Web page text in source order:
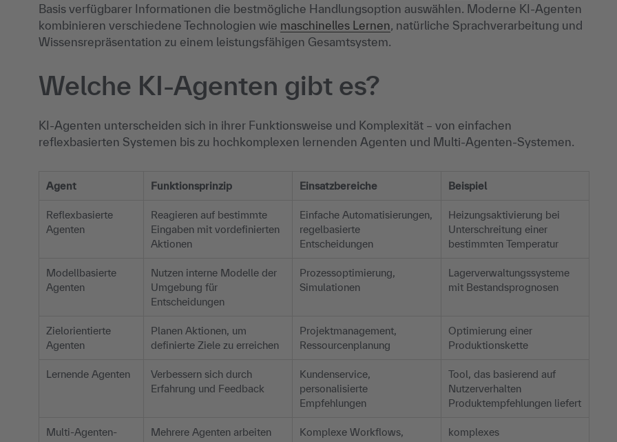
Basis verfügbarer Informationen die bestmögliche Handlungsoption auswählen. Moderne KI-Agenten
kombinieren verschiedene Technologien wie maschinelles Lernen, natürliche Sprachverarbeitung und
Wissensrepräsentation zu einem leistungsfähigen Gesamtsystem.
Welche KI-Agenten gibt es?
KI-Agenten unterscheiden sich in ihrer Funktionsweise und Komplexität – von einfachen
reflexbasierten Systemen bis zu hochkomplexen lernenden Agenten und Multi-Agenten-Systemen.
Agent Funktionsprinzip Einsatzbereiche Beispiel
Reflexbasierte
Agenten
Reagieren auf bestimmte
Eingaben mit vordefinierten
Aktionen
Einfache Automatisierungen,
regelbasierte
Entscheidungen
Heizungsaktivierung bei
Unterschreitung einer
bestimmten Temperatur
Modellbasierte
Agenten
Nutzen interne Modelle der
Umgebung für
Entscheidungen
Prozessoptimierung,
Simulationen
Lagerverwaltungssysteme
mit Bestandsprognosen
Zielorientierte
Agenten
Planen Aktionen, um
definierte Ziele zu erreichen
Projektmanagement,
Ressourcenplanung
Optimierung einer
Produktionskette
Lernende Agenten
Verbessern sich durch
Erfahrung und Feedback
Kundenservice,
personalisierte
Empfehlungen
Tool, das basierend auf
Nutzerverhalten
Produktempfehlungen liefert
Multi-Agenten-
Mehrere Agenten arbeiten
Komplexe Workflows,
komplexes